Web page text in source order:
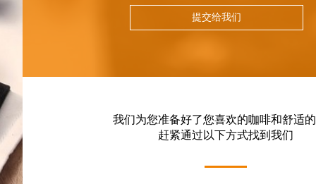
提交给我们
我们为您准备好了您喜欢的咖啡和舒适
赶紧通过以下方式找到我们